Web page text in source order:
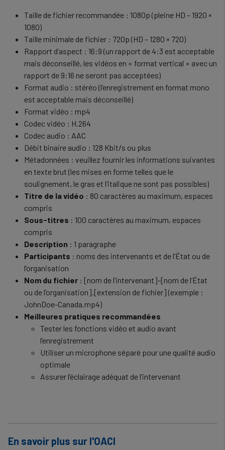
Taille de fichier recommandée : 1080p (pleine HD – 1920 ×
1080)
Taille minimale de fichier : 720p (HD – 1280 × 720)
Rapport d’aspect : 16:9 (un rapport de 4:3 est acceptable
mais déconseillé, les vidéos en « format vertical » avec un
rapport de 9:16 ne seront pas acceptées)
Format audio : stéréo (l’enregistrement en format mono
est acceptable mais déconseillé)
Format vidéo : mp4
Codec vidéo : H.264
Codec audio : AAC
Débit binaire audio : 128 Kbit/s ou plus
Métadonnées : veuillez fournir les informations suivantes
en texte brut (les mises en forme telles que le
soulignement, le gras et l’italique ne sont pas possibles)
Titre de la vidéo : 80 caractères au maximum, espaces
compris
Sous-titres : 100 caractères au maximum, espaces
compris
Description : 1 paragraphe
Participants : noms des intervenants et de l’État ou de
l’organisation
Nom du fichier : [nom de l’intervenant]-[nom de l’État
ou de l’organisation].[extension de fichier] (exemple :
JohnDoe-Canada.mp4)
Meilleures pratiques recommandées
Tester les fonctions vidéo et audio avant
l’enregistrement
Utiliser un microphone séparé pour une qualité audio
optimale
Assurer l’éclairage adéquat de l’intervenant
En savoir plus sur l'OACI